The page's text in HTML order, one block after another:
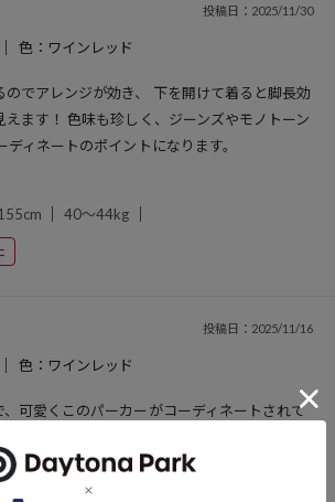
投稿日：2025/11/30
色：ワインレッド
のでアレンジが効き、 下を開けて着ると脚長効
えます！ 色味も珍しく、ジーンズやモノトーン
ディネートのポイントになります。
40～44kg
投稿日：2025/11/16
色：ワインレッド
、可愛くこのパーカーがコーディネートされて
ので購入しました。 カモフラ柄と悩んでいたの
たいくらい、気に入っています！